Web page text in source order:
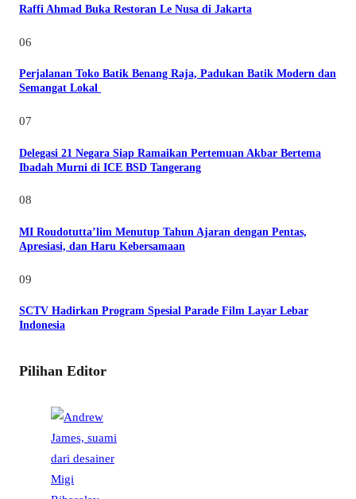
Raffi Ahmad Buka Restoran Le Nusa di Jakarta
06
Perjalanan Toko Batik Benang Raja, Padukan Batik Modern dan
Semangat Lokal
07
Delegasi 21 Negara Siap Ramaikan Pertemuan Akbar Bertema
Ibadah Murni di ICE BSD Tangerang
08
MI Roudotutta’lim Menutup Tahun Ajaran dengan Pentas,
Apresiasi, dan Haru Kebersamaan
09
SCTV Hadirkan Program Spesial Parade Film Layar Lebar
Indonesia
Pilihan Editor